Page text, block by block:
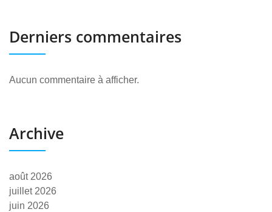
Derniers commentaires
Aucun commentaire à afficher.
Archive
août 2026
juillet 2026
juin 2026